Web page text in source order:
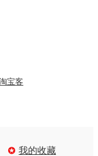
宝客
 我的收藏